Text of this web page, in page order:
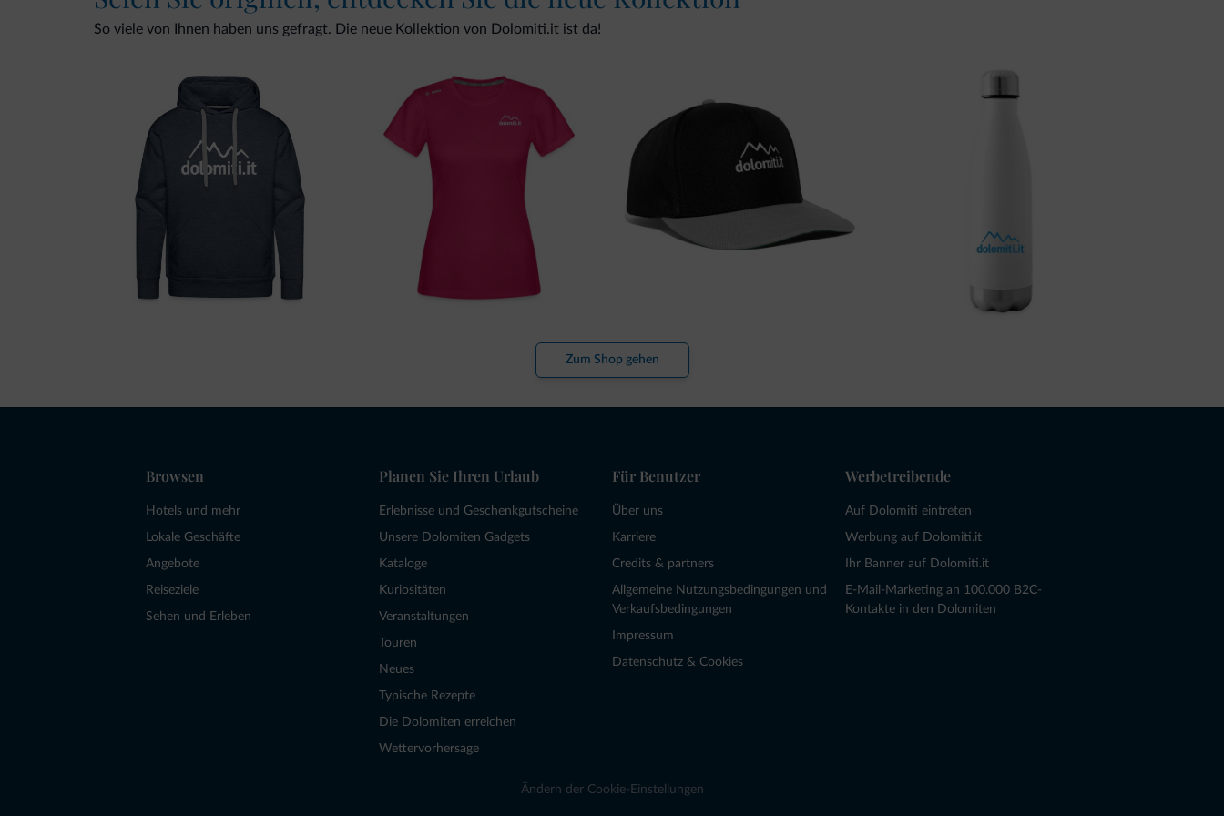
So viele von Ihnen haben uns gefragt. Die neue Kollektion von Dolomiti.it ist da!
Zum Shop gehen
Browsen
Hotels und mehr
Lokale Geschäfte
Angebote
Reiseziele
Sehen und Erleben
Planen Sie Ihren Urlaub
Erlebnisse und Geschenkgutscheine
Unsere Dolomiten Gadgets
Kataloge
Kuriositäten
Veranstaltungen
Touren
Neues
Typische Rezepte
Die Dolomiten erreichen
Wettervorhersage
Für Benutzer
Über uns
Karriere
Credits & partners
Allgemeine Nutzungsbedingungen und
Verkaufsbedingungen
Impressum
Datenschutz & Cookies
Werbetreibende
Auf Dolomiti eintreten
Werbung auf Dolomiti.it
Ihr Banner auf Dolomiti.it
E-Mail-Marketing an 100.000 B2C-
Kontakte in den Dolomiten
Ändern der Cookie-Einstellungen